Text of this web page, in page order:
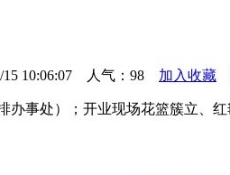
10:06:07 人气： 98 加入收藏
事处）；开业现场花篮簇立